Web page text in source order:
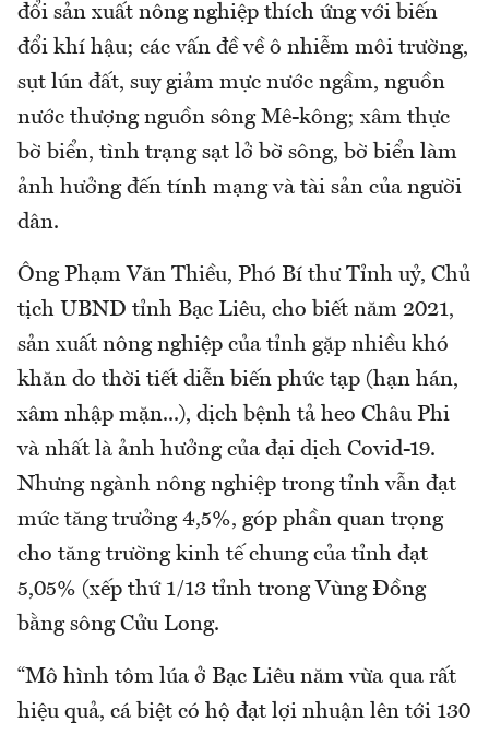
đổi sản xuất nông nghiệp thích ứng với biến
đổi khí hậu; các vấn đề về ô nhiễm môi trường,
sụt lún đất, suy giảm mực nước ngầm, nguồn
nước thượng nguồn sông Mê-kông; xâm thực
bờ biển, tình trạng sạt lở bờ sông, bờ biển làm
ảnh hưởng đến tính mạng và tài sản của người
dân.
Ông Phạm Văn Thiều, Phó Bí thư Tỉnh uỷ, Chủ
tịch UBND tỉnh Bạc Liêu, cho biết năm 2021,
sản xuất nông nghiệp của tỉnh gặp nhiều khó
khăn do thời tiết diễn biến phức tạp (hạn hán,
xâm nhập mặn...), dịch bệnh tả heo Châu Phi
và nhất là ảnh hưởng của đại dịch Covid-19.
Nhưng ngành nông nghiệp trong tỉnh vẫn đạt
mức tăng trưởng 4,5%, góp phần quan trọng
cho tăng trường kinh tế chung của tỉnh đạt
5,05% (xếp thứ 1/13 tỉnh trong Vùng Đồng
bằng sông Cửu Long.
“Mô hình tôm lúa ở Bạc Liêu năm vừa qua rất
hiệu quả, cá biệt có hộ đạt lợi nhuận lên tới 130